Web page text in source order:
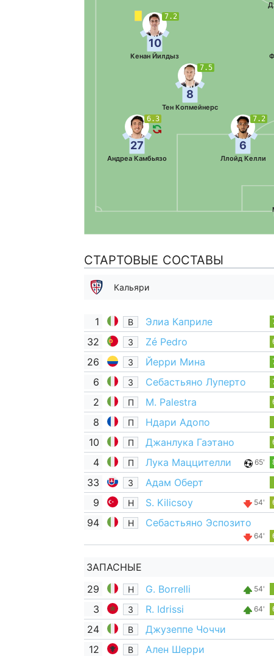
6.3
27
Андреа Камбьязо
7.2
6
Ллойд Келли
7.5
8
Тен Копмейнерс
7.2
10
Кенан Йилдыз
СТАРТОВЫЕ СОСТАВЫ
Кальяри
1 В Элиа Каприле
32 З Zé Pedro
26 З Йерри Мина
6 З Себастьяно Луперто
2 П M. Palestra
8 П Ндари Адопо
10 П Джанлука Гаэтано
4 П Лука Маццителли 65'
33 З Адам Оберт
9 Н S. Kilicsoy 54'
94 Н Себастьяно Эспозито
64'
ЗАПАСНЫЕ
29
Н G. Borrelli 54'
3 З R. Idrissi 64'
24 В
Джузеппе Чоччи
12
В
Ален Шерри